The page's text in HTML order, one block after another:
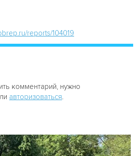
reports/104019
комментарий, нужно
авторизоваться